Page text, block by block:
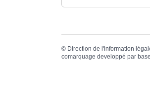
© Direction de l'information
comarquage developpé par